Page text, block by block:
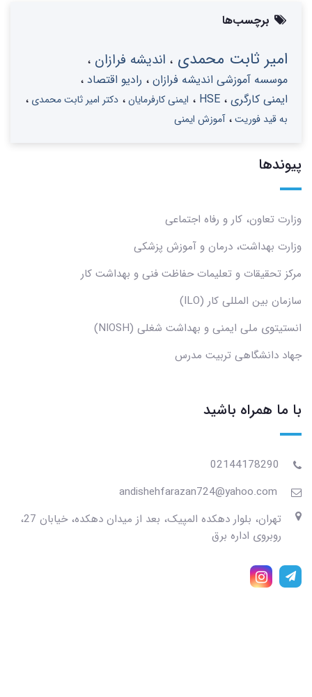
برچسب‌ها
امیر ثابت محمدی اندیشه فرازان
موسسه آموزشی اندیشه فرازان
رادیو اقتصاد
ایمنی کارگری HSE ایمنی کارفرمایان
دکتر امیر ثابت محمدی
به قید فوریت
آموزش ایمنی
پیوندها
وزارت تعاون، کار و رفاه اجتماعی
وزارت بهداشت، درمان و آموزش پزشکی
مرکز تحقیقات و تعلیمات حفاظت فنی و بهداشت کار
سازمان بین المللی کار (ILO)
انستیتوی ملی ایمنی و بهداشت شغلی (NIOSH)
جهاد دانشگاهی تربیت مدرس
با ما همراه باشید
02144178290
andishehfarazan724@yahoo.com
تهران، بلوار دهکده المپیک، بعد از میدان دهکده، خیابان 27،
روبروی اداره برق